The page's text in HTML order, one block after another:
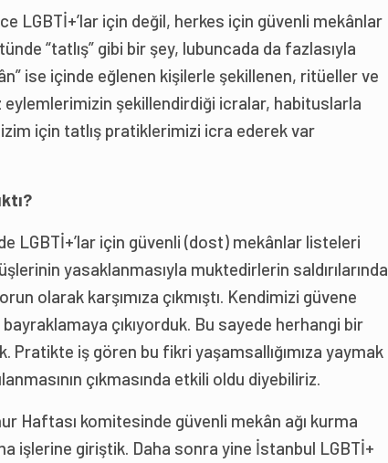
LGBTİ+’lar için değil, herkes için güvenli mekânlar
“tatlış” gibi bir şey, lubuncada da fazlasıyla
ise içinde eğlenen kişilerle şekillenen, ritüeller ve
şekillendirdiği icralar, habituslarla
için tatlış pratiklerimizi icra ederek var
LGBTİ+’lar için güvenli (dost) mekânlar listeleri
yasaklanmasıyla muktedirlerin saldırılarında
olarak karşımıza çıkmıştı. Kendimizi güvene
çıkıyorduk. Bu sayede herhangi bir
Pratikte iş gören bu fikri yaşamsallığımıza yaymak
çıkmasında etkili oldu diyebiliriz.
Haftası komitesinde güvenli mekân ağı kurma
işlerine giriştik. Daha sonra yine İstanbul LGBTİ+